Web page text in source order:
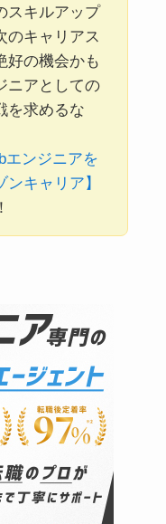
スキルアップ
のキャリアス
好の機会かも
ニアとしての
を求めるな
エンジニアを
キャリア】